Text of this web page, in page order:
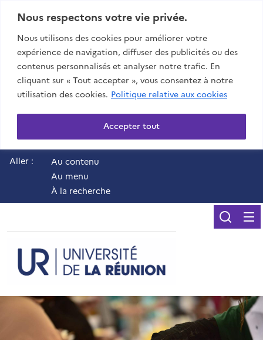
Nous respectons votre vie privée.
Nous utilisons des cookies pour améliorer votre
expérience de navigation, diffuser des publicités ou des
contenus personnalisés et analyser notre trafic. En
cliquant sur « Tout accepter », vous consentez à notre
utilisation des cookies. Politique relative aux cookies
Accepter tout
Aller :
Au contenu
Au menu
À la recherche